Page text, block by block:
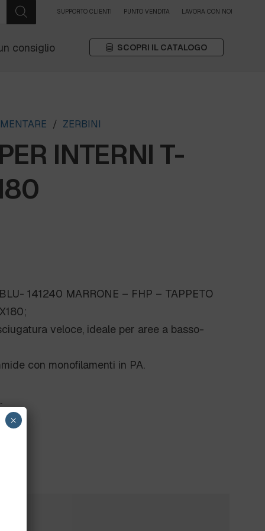
SUPPORTO CLIENTI PUNTO VENDITA LAVORA CON NOI
consiglio SCOPRI IL CATALOGO
/ ZERBINI
INTERNI T-
141240 MARRONE – FHP – TAPPETO
veloce, ideale per aree a basso-
con monofilamenti in PA.
×